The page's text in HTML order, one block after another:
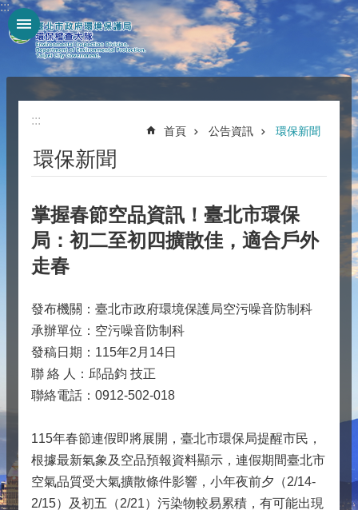
跳到主要內容區塊
:::
:::
首頁 公告資訊 環保新聞
環保新聞
掌握春節空品資訊！臺北市環保
局：初二至初四擴散佳，適合戶外
走春
發布機關：臺北市政府環境保護局空污噪音防制科
承辦單位：空污噪音防制科
發稿日期：115年2月14日
聯 絡 人：邱品鈞 技正
聯絡電話：0912-502-018
115年春節連假即將展開，臺北市環保局提醒市民，
根據最新氣象及空品預報資料顯示，連假期間臺北市
空氣品質受大氣擴散條件影響，小年夜前夕（2/14-
2/15）及初五（2/21）污染物較易累積，有可能出現